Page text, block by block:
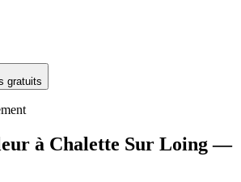
gratuits
à Chalette Sur Loing—